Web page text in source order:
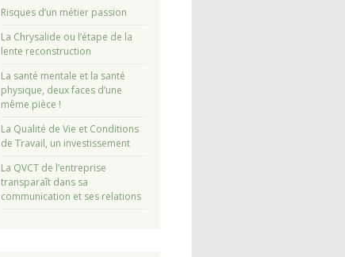
Risques d’un métier passion
La Chrysalide ou l’étape de la
lente reconstruction
La santé mentale et la santé
physique, deux faces d’une
même pièce !
La Qualité de Vie et Conditions
de Travail, un investissement
La QVCT de l’entreprise
transparaît dans sa
communication et ses relations